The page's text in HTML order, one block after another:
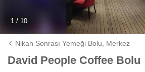
1 / 10
Nikah Sonrası Yemeği Bolu, Merkez
David People Coffee Bolu